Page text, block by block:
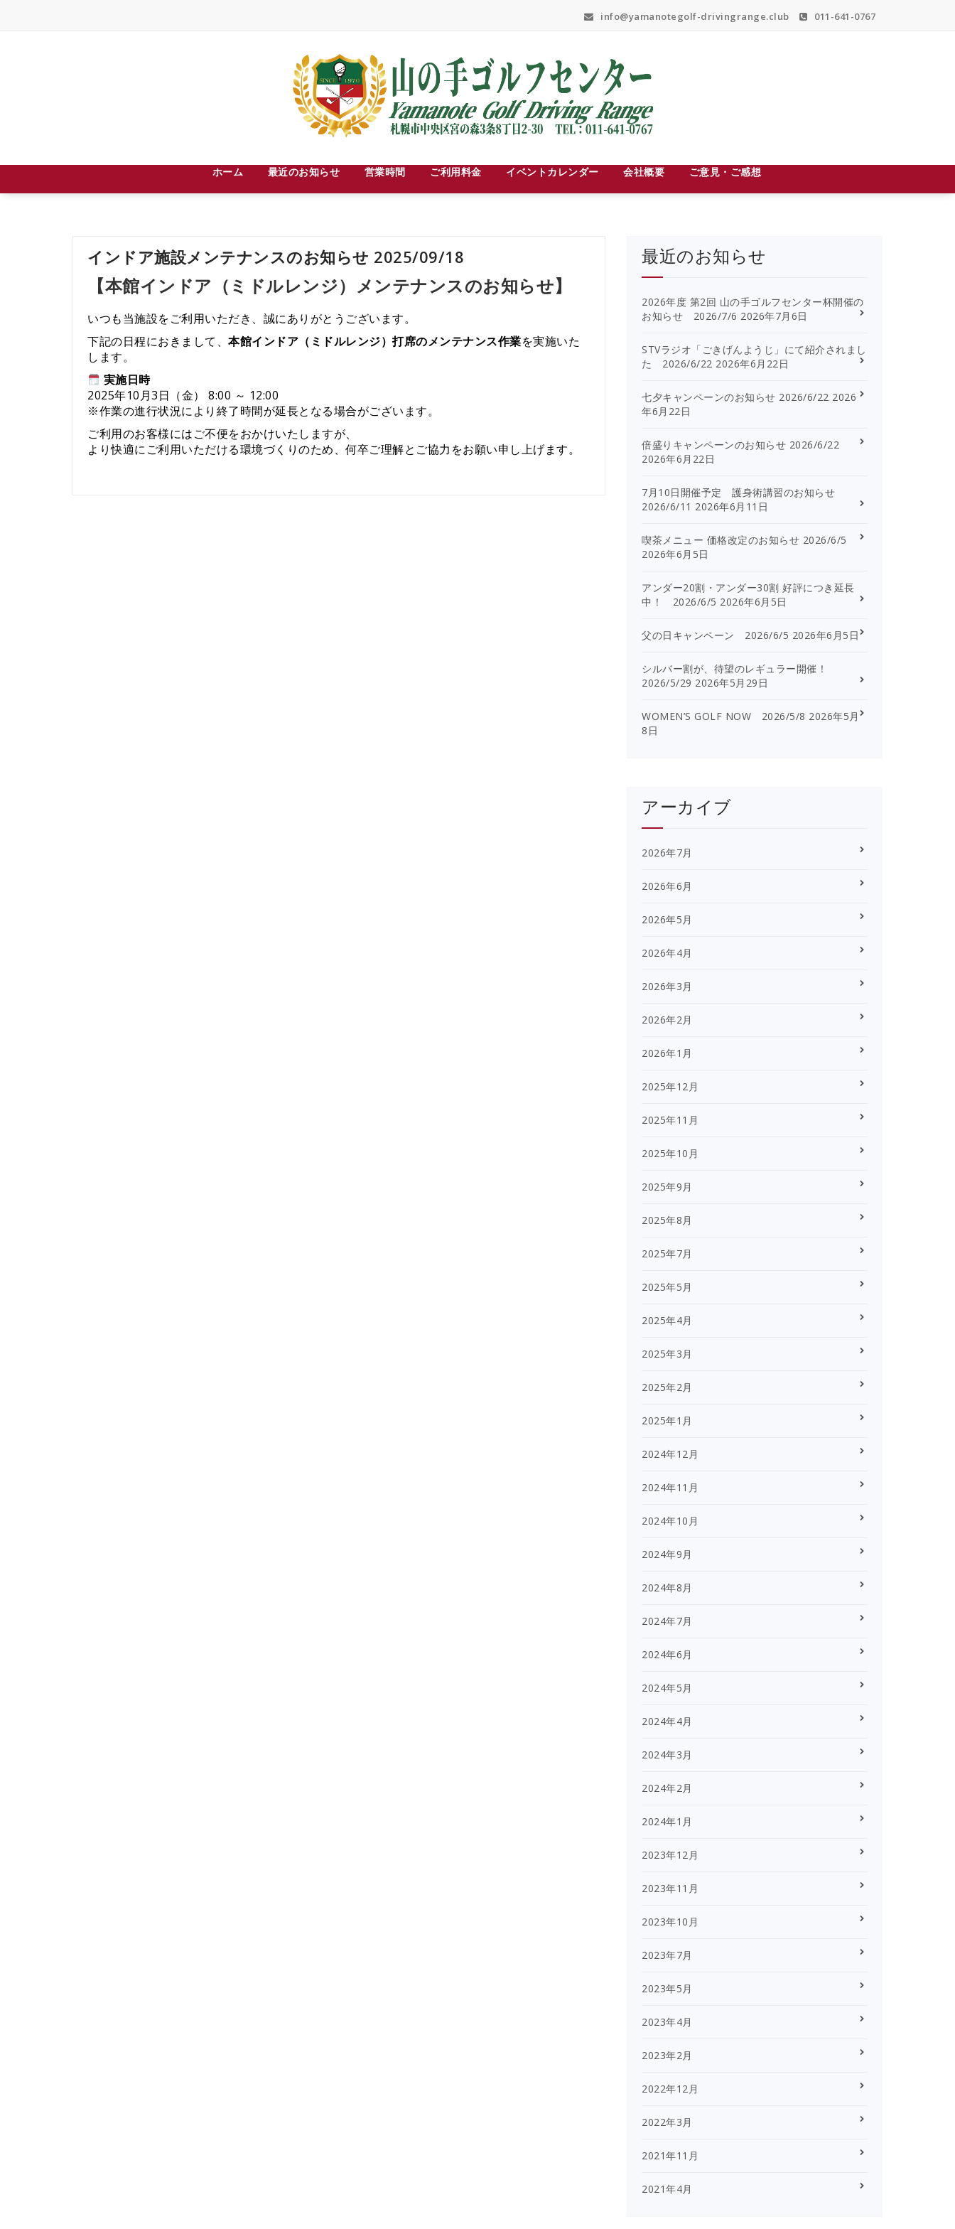
content
info@yamanotegolf-drivingrange.club 011-641-0767
ホーム 最近のお知らせ 営業時間 ご利用料金 イベントカレンダー 会社概要 ご意見・ご感想
インドア施設メンテナンスのお知らせ 2025/09/18
【本館インドア（ミドルレンジ）メンテナンスのお知らせ】
いつも当施設をご利用いただき、誠にありがとうございます。
下記の日程におきまして、 本館インドア（ミドルレンジ）打席のメンテナンス作業を実施いた
します。
実施日時
2025年10月3日（金） 8:00 ～ 12:00
※作業の進行状況により終了時間が延長となる場合がございます。
ご利用のお客様にはご不便をおかけいたしますが、
より快適にご利用いただける環境づくりのため、何卒ご理解とご協力をお願い申し上げます。
最近のお知らせ
2026年度 第2回 山の手ゴルフセンター杯開催の
お知らせ 2026/7/6 2026年7月6日
STVラジオ「ごきげんようじ」にて紹介されまし
た 2026/6/22 2026年6月22日
七夕キャンペーンのお知らせ 2026/6/22 2026
年6月22日
倍盛りキャンペーンのお知らせ 2026/6/22
2026年6月22日
7月10日開催予定 護身術講習のお知らせ
2026/6/11 2026年6月11日
喫茶メニュー 価格改定のお知らせ 2026/6/5
2026年6月5日
アンダー20割・アンダー30割 好評につき延長
中！ 2026/6/5 2026年6月5日
父の日キャンペーン 2026/6/5 2026年6月5日
シルバー割が、待望のレギュラー開催！
2026/5/29 2026年5月29日
WOMEN’S GOLF NOW 2026/5/8 2026年5月
8日
アーカイブ
2026年7月
2026年6月
2026年5月
2026年4月
2026年3月
2026年2月
2026年1月
2025年12月
2025年11月
2025年10月
2025年9月
2025年8月
2025年7月
2025年5月
2025年4月
2025年3月
2025年2月
2025年1月
2024年12月
2024年11月
2024年10月
2024年9月
2024年8月
2024年7月
2024年6月
2024年5月
2024年4月
2024年3月
2024年2月
2024年1月
2023年12月
2023年11月
2023年10月
2023年7月
2023年5月
2023年4月
2023年2月
2022年12月
2022年3月
2021年11月
2021年4月